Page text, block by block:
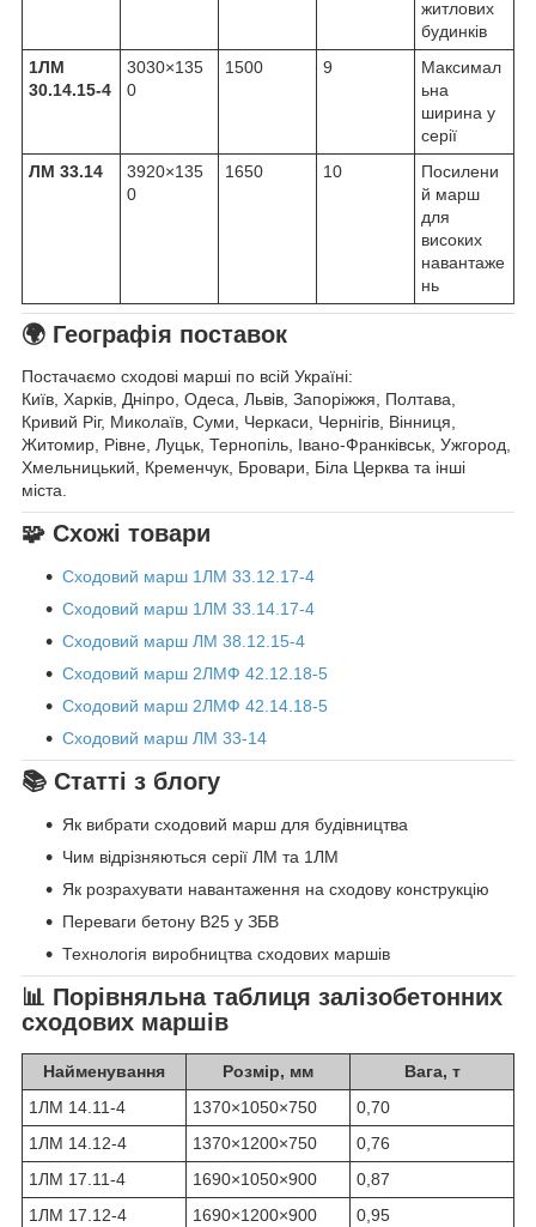
житлових
будинків
1ЛМ
30.14.15-4
3030×135
0
1500 9
Максимал
ьна
ширина у
серії
ЛМ 33.14
3920×135
0
1650 10
Посилени
й марш
для
високих
навантаже
нь
🌍 Географія поставок
Постачаємо сходові марші по всій Україні:
Київ, Харків, Дніпро, Одеса, Львів, Запоріжжя, Полтава,
Кривий Ріг, Миколаїв, Суми, Черкаси, Чернігів, Вінниця,
Житомир, Рівне, Луцьк, Тернопіль, Івано-Франківськ, Ужгород,
Хмельницький, Кременчук, Бровари, Біла Церква та інші
міста.
🧩 Схожі товари
Сходовий марш 1ЛМ 33.12.17-4
Сходовий марш 1ЛМ 33.14.17-4
Сходовий марш ЛМ 38.12.15-4
Сходовий марш 2ЛМФ 42.12.18-5
Сходовий марш 2ЛМФ 42.14.18-5
Сходовий марш ЛМ 33-14
📚 Статті з блогу
Як вибрати сходовий марш для будівництва
Чим відрізняються серії ЛМ та 1ЛМ
Як розрахувати навантаження на сходову конструкцію
Переваги бетону В25 у ЗБВ
Технологія виробництва сходових маршів
📊 Порівняльна таблиця залізобетонних
сходових маршів
Найменування Розмір, мм
Вага, т
1ЛМ 14.11-4
1370×1050×750
0,70
1ЛМ 14.12-4
1370×1200×750
0,76
1ЛМ 17.11-4
1690×1050×900
0,87
1ЛМ 17.12-4
1690×1200×900
0,95